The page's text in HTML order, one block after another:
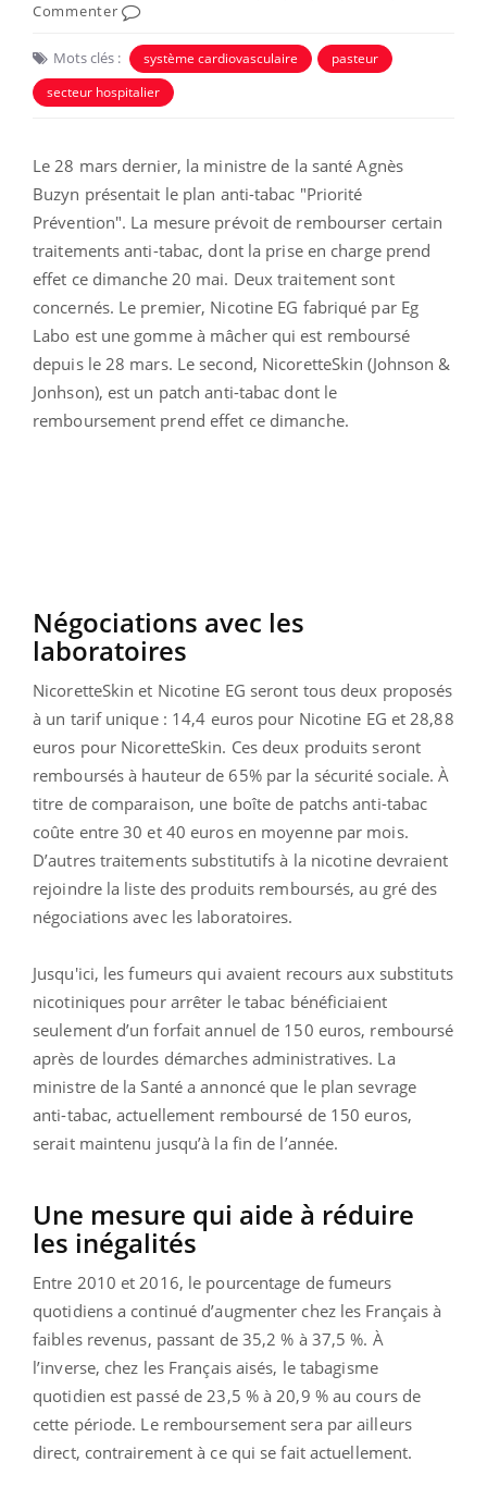
Commenter
Mots clés : système cardiovasculaire
pasteur
secteur hospitalier
Le 28 mars dernier, la ministre de la santé Agnès
Buzyn présentait le plan anti-tabac "Priorité
Prévention". La mesure prévoit de rembourser certain
traitements anti-tabac, dont la prise en charge prend
effet ce dimanche 20 mai. Deux traitement sont
concernés. Le premier, Nicotine EG fabriqué par Eg
Labo est une gomme à mâcher qui est remboursé
depuis le 28 mars. Le second, NicoretteSkin (Johnson &
Jonhson), est un patch anti-tabac dont le
remboursement prend effet ce dimanche.
Négociations avec les
laboratoires
NicoretteSkin et Nicotine EG seront tous deux proposés
à un tarif unique : 14,4 euros pour Nicotine EG et 28,88
euros pour NicoretteSkin. Ces deux produits seront
remboursés à hauteur de 65% par la sécurité sociale. À
titre de comparaison, une boîte de patchs anti-tabac
coûte entre 30 et 40 euros en moyenne par mois.
D’autres traitements substitutifs à la nicotine devraient
rejoindre la liste des produits remboursés, au gré des
négociations avec les laboratoires.
Jusqu'ici, les fumeurs qui avaient recours aux substituts
nicotiniques pour arrêter le tabac bénéficiaient
seulement d’un forfait annuel de 150 euros, remboursé
après de lourdes démarches administratives. La
ministre de la Santé a annoncé que le plan sevrage
anti-tabac, actuellement remboursé de 150 euros,
serait maintenu jusqu’à la fin de l’année.
Une mesure qui aide à réduire
les inégalités
Entre 2010 et 2016, le pourcentage de fumeurs
quotidiens a continué d’augmenter chez les Français à
faibles revenus, passant de 35,2 % à 37,5 %. À
l’inverse, chez les Français aisés, le tabagisme
quotidien est passé de 23,5 % à 20,9 % au cours de
cette période. Le remboursement sera par ailleurs
direct, contrairement à ce qui se fait actuellement.